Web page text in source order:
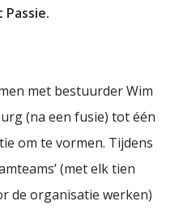
met bestuurder Wim
(na een fusie) tot één
om te vormen. Tijdens
(met elk tien
de organisatie werken)